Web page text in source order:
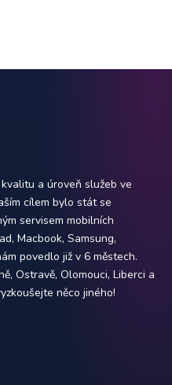
a úroveň služeb ve
cílem bylo stát se
servisem mobilních
Macbook, Samsung,
povedlo již v 6 městech.
Ostravě, Olomouci, Liberci a
něco jiného!